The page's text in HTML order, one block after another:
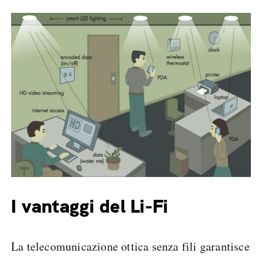
I vantaggi del Li-Fi
La telecomunicazione ottica senza fili garantisce